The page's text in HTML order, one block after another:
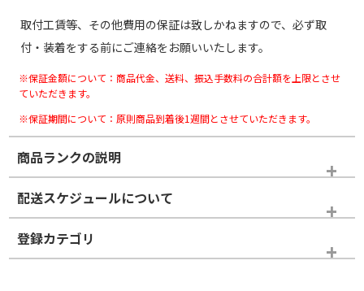
取付工賃等、その他費用の保証は致しかねますので、必ず取
付・装着をする前にご連絡をお願いいたします。
※保証金額について：商品代金、送料、振込手数料の合計額を上限とさせ
ていただきます。
※保証期間について：原則商品到着後1週間とさせていただきます。
商品ランクの説明
※商品ランクは出品者の主観により判断しておりますので、あら
かじめご了承ください。
ホイールランク
配送スケジュールについて
登録カテゴリ
タイヤのみ